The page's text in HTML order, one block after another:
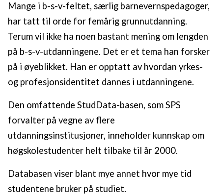
Mange i b-s-v-feltet, særlig barnevernspedagoger,
har tatt til orde for femårig grunnutdanning.
Terum vil ikke ha noen bastant mening om lengden
på b-s-v-utdanningene. Det er et tema han forsker
på i øyeblikket. Han er opptatt av hvordan yrkes-
og profesjonsidentitet dannes i utdanningene.
Den omfattende StudData-basen, som SPS
forvalter på vegne av flere
utdanningsinstitusjoner, inneholder kunnskap om
høgskolestudenter helt tilbake til år 2000.
Databasen viser blant mye annet hvor mye tid
studentene bruker på studiet.